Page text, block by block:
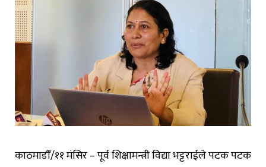
काठमाडौँ/११ मंसिर – पूर्व शिक्षामन्त्री विद्या भट्टराईले पटक पटक